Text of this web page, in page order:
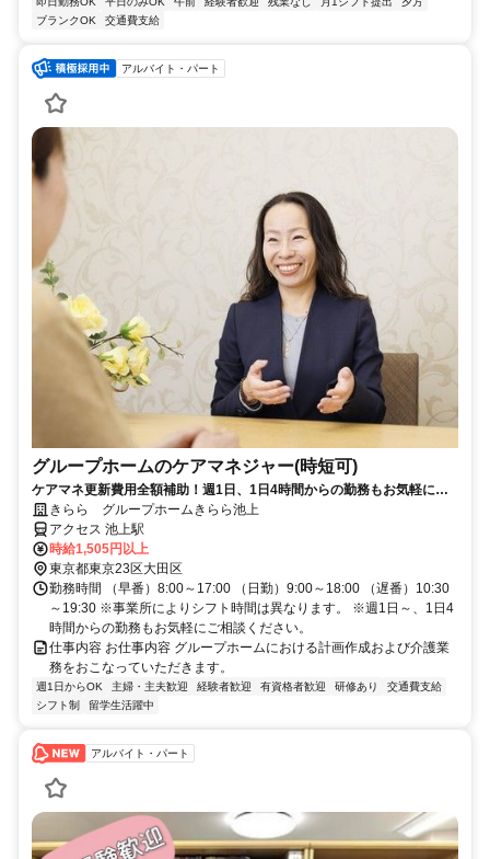
ブランクOK
交通費支給
アルバイト・パート
グループホームのケアマネジャー(時短可)
ケアマネ更新費用全額補助！週1日、1日4時間からの勤務もお気軽にご
相談ください。
きらら グループホームきらら池上
アクセス 池上駅
時給1,505円以上
東京都東京23区大田区
勤務時間 （早番）8:00～17:00 （日勤）9:00～18:00 （遅番）10:30
～19:30 ※事業所によりシフト時間は異なります。 ※週1日～、1日4
時間からの勤務もお気軽にご相談ください。
仕事内容 お仕事内容 グループホームにおける計画作成および介護業
務をおこなっていただきます。
週1日からOK 主婦・主夫歓迎 経験者歓迎 有資格者歓迎 研修あり
交通費支給
シフト制
留学生活躍中
アルバイト・パート